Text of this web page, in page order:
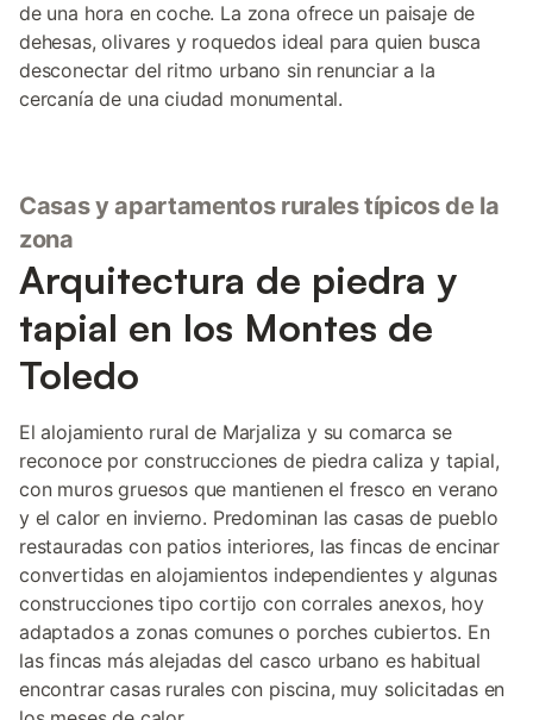
de una hora en coche. La zona ofrece un paisaje de
dehesas, olivares y roquedos ideal para quien busca
desconectar del ritmo urbano sin renunciar a la
cercanía de una ciudad monumental.
Casas y apartamentos rurales típicos de la
zona
Arquitectura de piedra y
tapial en los Montes de
Toledo
El alojamiento rural de Marjaliza y su comarca se
reconoce por construcciones de piedra caliza y tapial,
con muros gruesos que mantienen el fresco en verano
y el calor en invierno. Predominan las casas de pueblo
restauradas con patios interiores, las fincas de encinar
convertidas en alojamientos independientes y algunas
construcciones tipo cortijo con corrales anexos, hoy
adaptados a zonas comunes o porches cubiertos. En
las fincas más alejadas del casco urbano es habitual
encontrar casas rurales con piscina, muy solicitadas en